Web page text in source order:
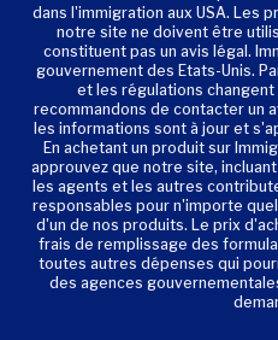
dans l'immigration aux USA. Les
notre site ne doivent être
constituent pas un avis légal.
gouvernement des Etats-Unis.
et les régulations
recommandons de contacter un
les informations sont à jour et
En achetant un produit sur
approuvez que notre site,
les agents et les autres
responsables pour n'importe
d'un de nos produits. Le prix
frais de remplissage des
toutes autres dépenses qui
des agences